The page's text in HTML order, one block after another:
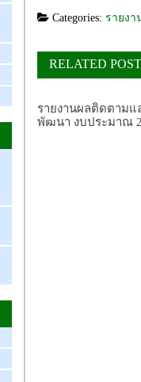
Categories: รายงา
RELATED
รายงานผลติดตามแ
พัฒนา งบประมาณ